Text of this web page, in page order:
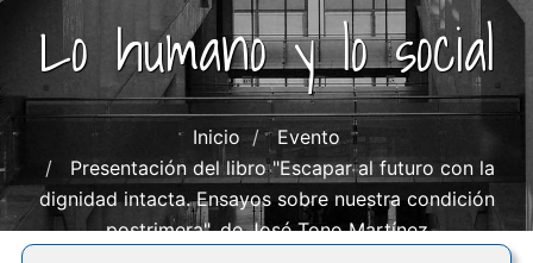
Lo humano y lo social
Inicio
Evento
Presentación del libro "Escapar al futuro con la
dignidad intacta. Ensayos sobre nuestra condición
postrimera", de José Tono Martínez